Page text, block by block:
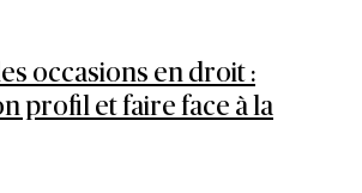
occasions en droit :
profil et faire face à la